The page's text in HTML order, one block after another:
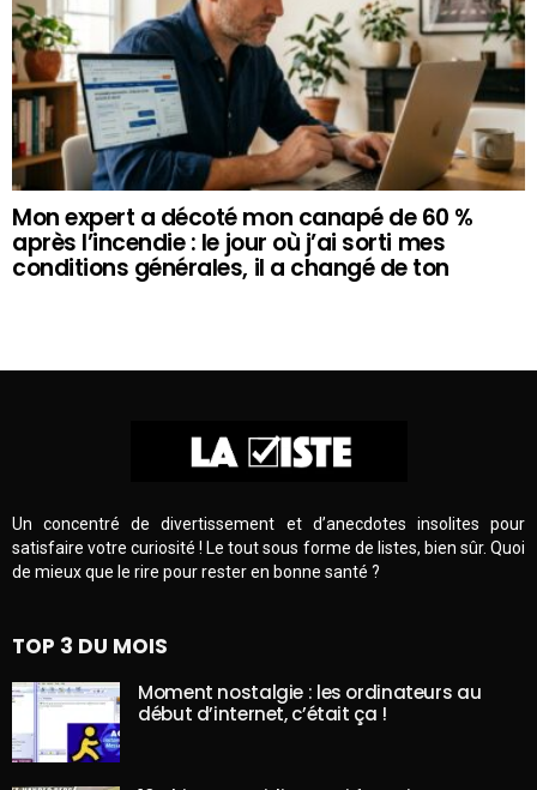
Mon expert a décoté mon canapé de 60 %
après l’incendie : le jour où j’ai sorti mes
conditions générales, il a changé de ton
Un concentré de divertissement et d’anecdotes insolites pour
satisfaire votre curiosité ! Le tout sous forme de listes, bien sûr. Quoi
de mieux que le rire pour rester en bonne santé ?
TOP 3 DU MOIS
Moment nostalgie : les ordinateurs au
début d’internet, c’était ça !